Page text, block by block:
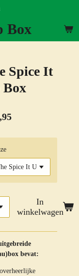
Box
Spice It
Box
In
winkelwagen
bevat: